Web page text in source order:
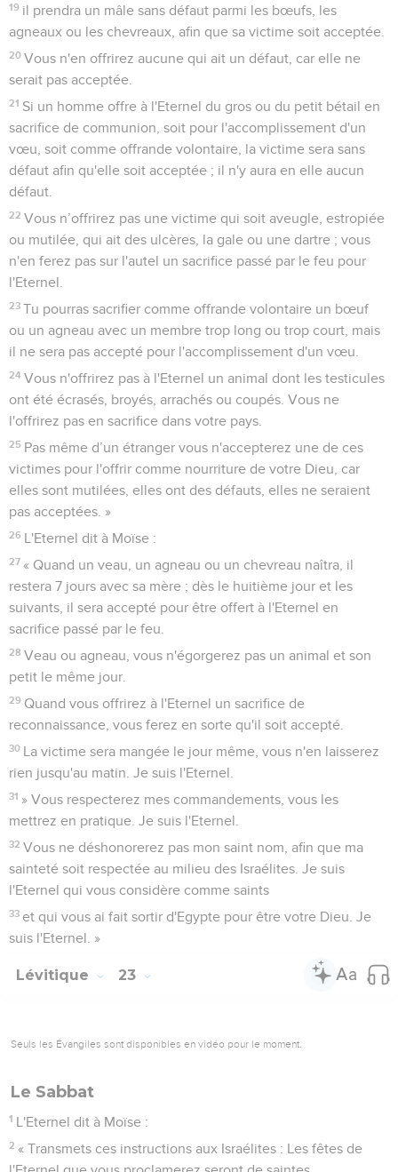
19 il prendra un mâle sans défaut parmi les bœufs, les
agneaux ou les chevreaux, afin que sa victime soit acceptée.
20 Vous n'en offrirez aucune qui ait un défaut, car elle ne
serait pas acceptée.
21 Si un homme offre à l'Eternel du gros ou du petit bétail en
sacrifice de communion, soit pour l'accomplissement d'un
vœu, soit comme offrande volontaire, la victime sera sans
défaut afin qu'elle soit acceptée ; il n'y aura en elle aucun
défaut.
22 Vous n’offrirez pas une victime qui soit aveugle, estropiée
ou mutilée, qui ait des ulcères, la gale ou une dartre ; vous
n'en ferez pas sur l'autel un sacrifice passé par le feu pour
l'Eternel.
23 Tu pourras sacrifier comme offrande volontaire un bœuf
ou un agneau avec un membre trop long ou trop court, mais
il ne sera pas accepté pour l'accomplissement d'un vœu.
24 Vous n'offrirez pas à l'Eternel un animal dont les testicules
ont été écrasés, broyés, arrachés ou coupés. Vous ne
l'offrirez pas en sacrifice dans votre pays.
25 Pas même d’un étranger vous n'accepterez une de ces
victimes pour l'offrir comme nourriture de votre Dieu, car
elles sont mutilées, elles ont des défauts, elles ne seraient
pas acceptées. »
26 L'Eternel dit à Moïse :
27 « Quand un veau, un agneau ou un chevreau naîtra, il
restera 7 jours avec sa mère ; dès le huitième jour et les
suivants, il sera accepté pour être offert à l'Eternel en
sacrifice passé par le feu.
28 Veau ou agneau, vous n'égorgerez pas un animal et son
petit le même jour.
29 Quand vous offrirez à l'Eternel un sacrifice de
reconnaissance, vous ferez en sorte qu'il soit accepté.
30 La victime sera mangée le jour même, vous n'en laisserez
rien jusqu'au matin. Je suis l'Eternel.
31 » Vous respecterez mes commandements, vous les
mettrez en pratique. Je suis l'Eternel.
32 Vous ne déshonorerez pas mon saint nom, afin que ma
sainteté soit respectée au milieu des Israélites. Je suis
l'Eternel qui vous considère comme saints
33 et qui vous ai fait sortir d'Egypte pour être votre Dieu. Je
suis l'Eternel. »
Lévitique 23
Seuls les Évangiles sont disponibles en vidéo pour le moment.
Le Sabbat
1 L'Eternel dit à Moïse :
2 « Transmets ces instructions aux Israélites : Les fêtes de